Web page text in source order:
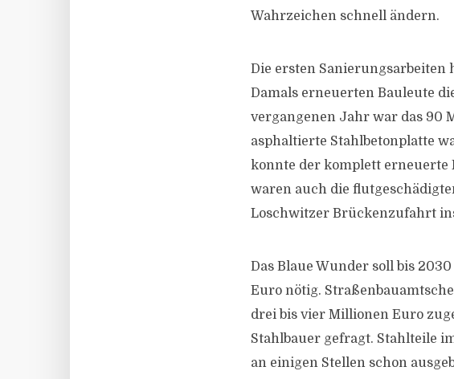
Wahrzeichen schnell ändern.
Die ersten Sanierungsarbeiten
Damals erneuerten Bauleute
vergangenen Jahr war das 90
asphaltierte Stahlbetonplatte
konnte der komplett erneuerte
waren auch die
Loschwitzer Brückenzufahrt
Das Blaue Wunder soll bis
Euro nötig.
drei bis vier Millionen Euro
Stahlbauer gefragt. Stahlteile
an einigen Stellen schon